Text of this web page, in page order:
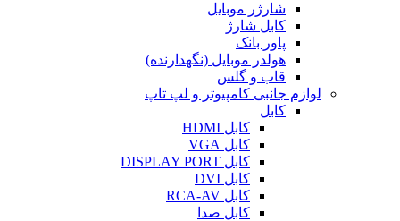
شارژر موبایل
کابل شارژ
پاور بانک
هولدر موبایل (نگهدارنده)
قاب و گلس
لوازم جانبی کامپیوتر و لپ تاپ
کابل
کابل HDMI
کابل VGA
کابل DISPLAY PORT
کابل DVI
کابل RCA-AV
کابل صدا